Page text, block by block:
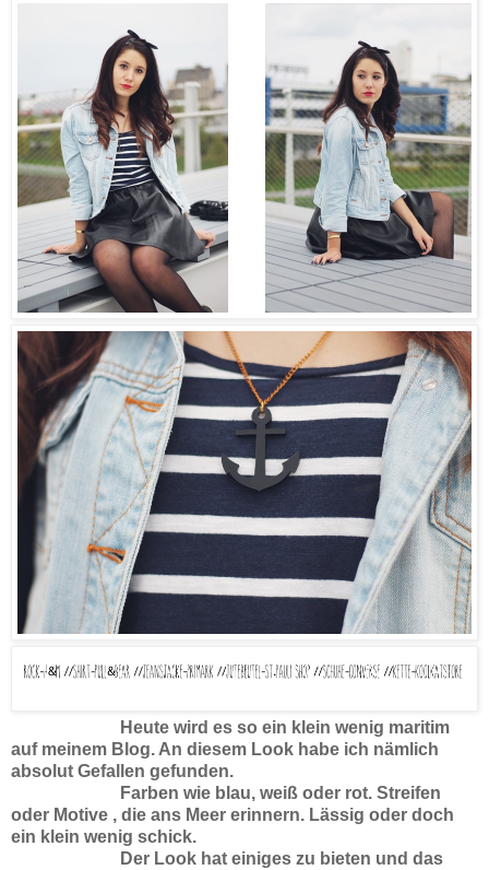
Heute wird es so ein klein wenig maritim
auf meinem Blog. An diesem Look habe ich nämlich
absolut Gefallen gefunden.
Farben wie blau, weiß oder rot. Streifen
oder Motive , die ans Meer erinnern. Lässig oder doch
ein klein wenig schick.
Der Look hat einiges zu bieten und das